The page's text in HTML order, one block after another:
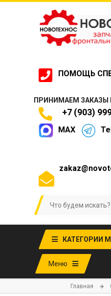
ПОМОЩЬ
ПРИНИМАЕМ ЗАКАЗЫ
+7 (903)
MAX
КАТЕГОРИИ
Меню
Главная